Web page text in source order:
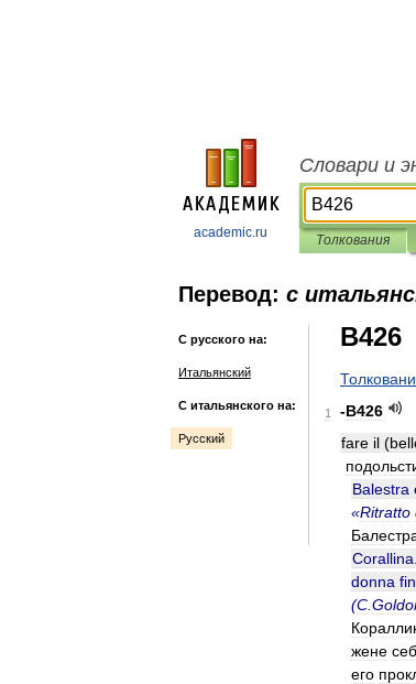
academic.ru
Словари и
Толкования
Перевод: с
С русского на:
Итальянский
С итальянского на:
Русский
B426
1 -B426
fare il (
Balestra
«Ritratto
Corallina
donna
(C
жене
его